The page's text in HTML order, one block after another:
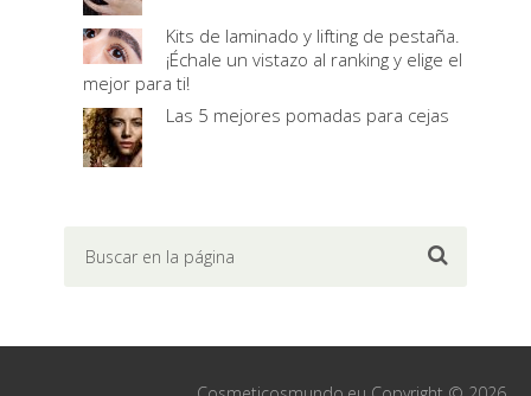
Kits de laminado y lifting de pestaña.
¡Échale un vistazo al ranking y elige el
mejor para ti!
Las 5 mejores pomadas para cejas